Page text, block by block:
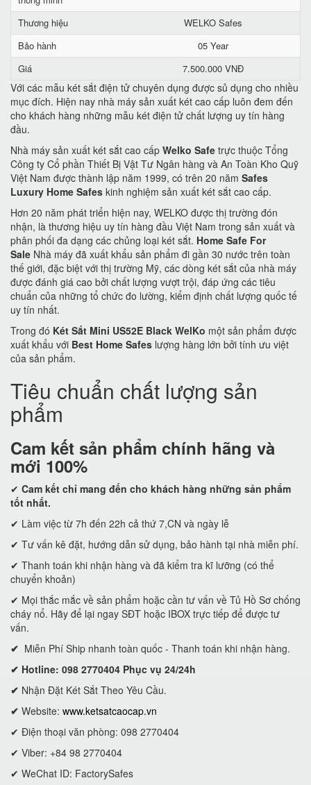
Thương hiệu
WELKO Safes
Bảo hành
05 Year
Giá
7.500.000 VNĐ
Với các mẫu két sắt điện tử chuyên dụng được sủ dụng cho nhiều
mục đích. Hiện nay nhà máy sản xuất két cao cấp luôn đem đến
cho khách hàng những mẫu két điện tử chất lượng uy tín hàng
đầu.
Nhà máy sản xuất két sắt cao cấp Welko Safe trực thuộc Tổng
Công ty Cổ phần Thiết Bị Vật Tư Ngân hàng và An Toàn Kho Quỹ
Việt Nam được thành lập năm 1999, có trên 20 năm Safes
Luxury Home Safes kinh nghiệm sản xuất két sắt cao cấp.
Hơn 20 năm phát triển hiện nay, WELKO được thị trường đón
nhận, là thương hiệu uy tín hàng đầu Việt Nam trong sản xuất và
phân phối đa dạng các chủng loại két sắt. Home Safe For
Sale Nhà máy đã xuất khẩu sản phẩm đi gần 30 nước trên toàn
thế giới, đặc biệt với thị trường Mỹ, các dòng két sắt của nhà máy
được đánh giá cao bởi chất lượng vượt trội, đáp ứng các tiêu
chuẩn của những tổ chức đo lường, kiểm định chất lượng quốc tế
uy tín nhất.
Trong đó Két Sắt Mini US52E Black WelKo một sản phẩm được
xuất khẩu với Best Home Safes lượng hàng lớn bởi tính ưu việt
của sản phẩm.
Tiêu chuẩn chất lượng sản
phẩm
Cam kết sản phẩm chính hãng và
mới 100%
✔ Cam kết chỉ mang đến cho khách hàng những sản phẩm
tốt nhất.
✔ Làm việc từ 7h đến 22h cả thứ 7,CN và ngày lễ
✔ Tư vấn kê đặt, hướng dẫn sử dụng, bảo hành tại nhà miễn phí.
✔ Thanh toán khi nhận hàng và đã kiểm tra kĩ lưỡng (có thể
chuyển khoản)
✔ Mọi thắc mắc về sản phẩm hoặc cần tư vấn về Tủ Hồ Sơ chống
cháy nổ. Hãy để lại ngay SĐT hoặc IBOX trực tiếp để được tư
vấn.
✔ Miễn Phí Ship nhanh toàn quốc - Thanh toán khi nhận hàng.
✔ Hotline: 098 2770404 Phục vụ 24/24h
✔ Nhận Đặt Két Sắt Theo Yêu Cầu.
✔ Website: www.ketsatcaocap.vn
✔ Điện thoại văn phòng: 098 2770404
✔ Viber: +84 98 2770404
✔ WeChat ID: FactorySafes